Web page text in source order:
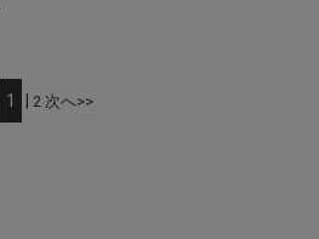
1 2 次へ>>